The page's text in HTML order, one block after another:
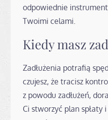
odpowiednie
Twoimi celami.
Kiedy masz
Zadłużenia potrafią
czujesz, że tracisz
z powodu zadłużeń,
Ci stworzyć plan spłaty